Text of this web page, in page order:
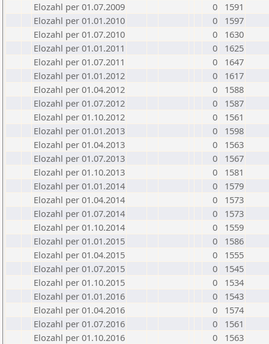
Elozahl per 01.07.2009
0
1591
Elozahl per 01.01.2010
0
1597
Elozahl per 01.07.2010
0
1630
Elozahl per 01.01.2011
0
1625
Elozahl per 01.07.2011
0
1647
Elozahl per 01.01.2012
0
1617
Elozahl per 01.04.2012
0
1588
Elozahl per 01.07.2012
0
1587
Elozahl per 01.10.2012
0
1561
Elozahl per 01.01.2013
0
1598
Elozahl per 01.04.2013
0
1563
Elozahl per 01.07.2013
0
1567
Elozahl per 01.10.2013
0
1581
Elozahl per 01.01.2014
0
1579
Elozahl per 01.04.2014
0
1573
Elozahl per 01.07.2014
0
1573
Elozahl per 01.10.2014
0
1559
Elozahl per 01.01.2015
0
1586
Elozahl per 01.04.2015
0
1555
Elozahl per 01.07.2015
0
1545
Elozahl per 01.10.2015
0
1534
Elozahl per 01.01.2016
0
1543
Elozahl per 01.04.2016
0
1574
Elozahl per 01.07.2016
0
1561
Elozahl per 01.10.2016
0
1563